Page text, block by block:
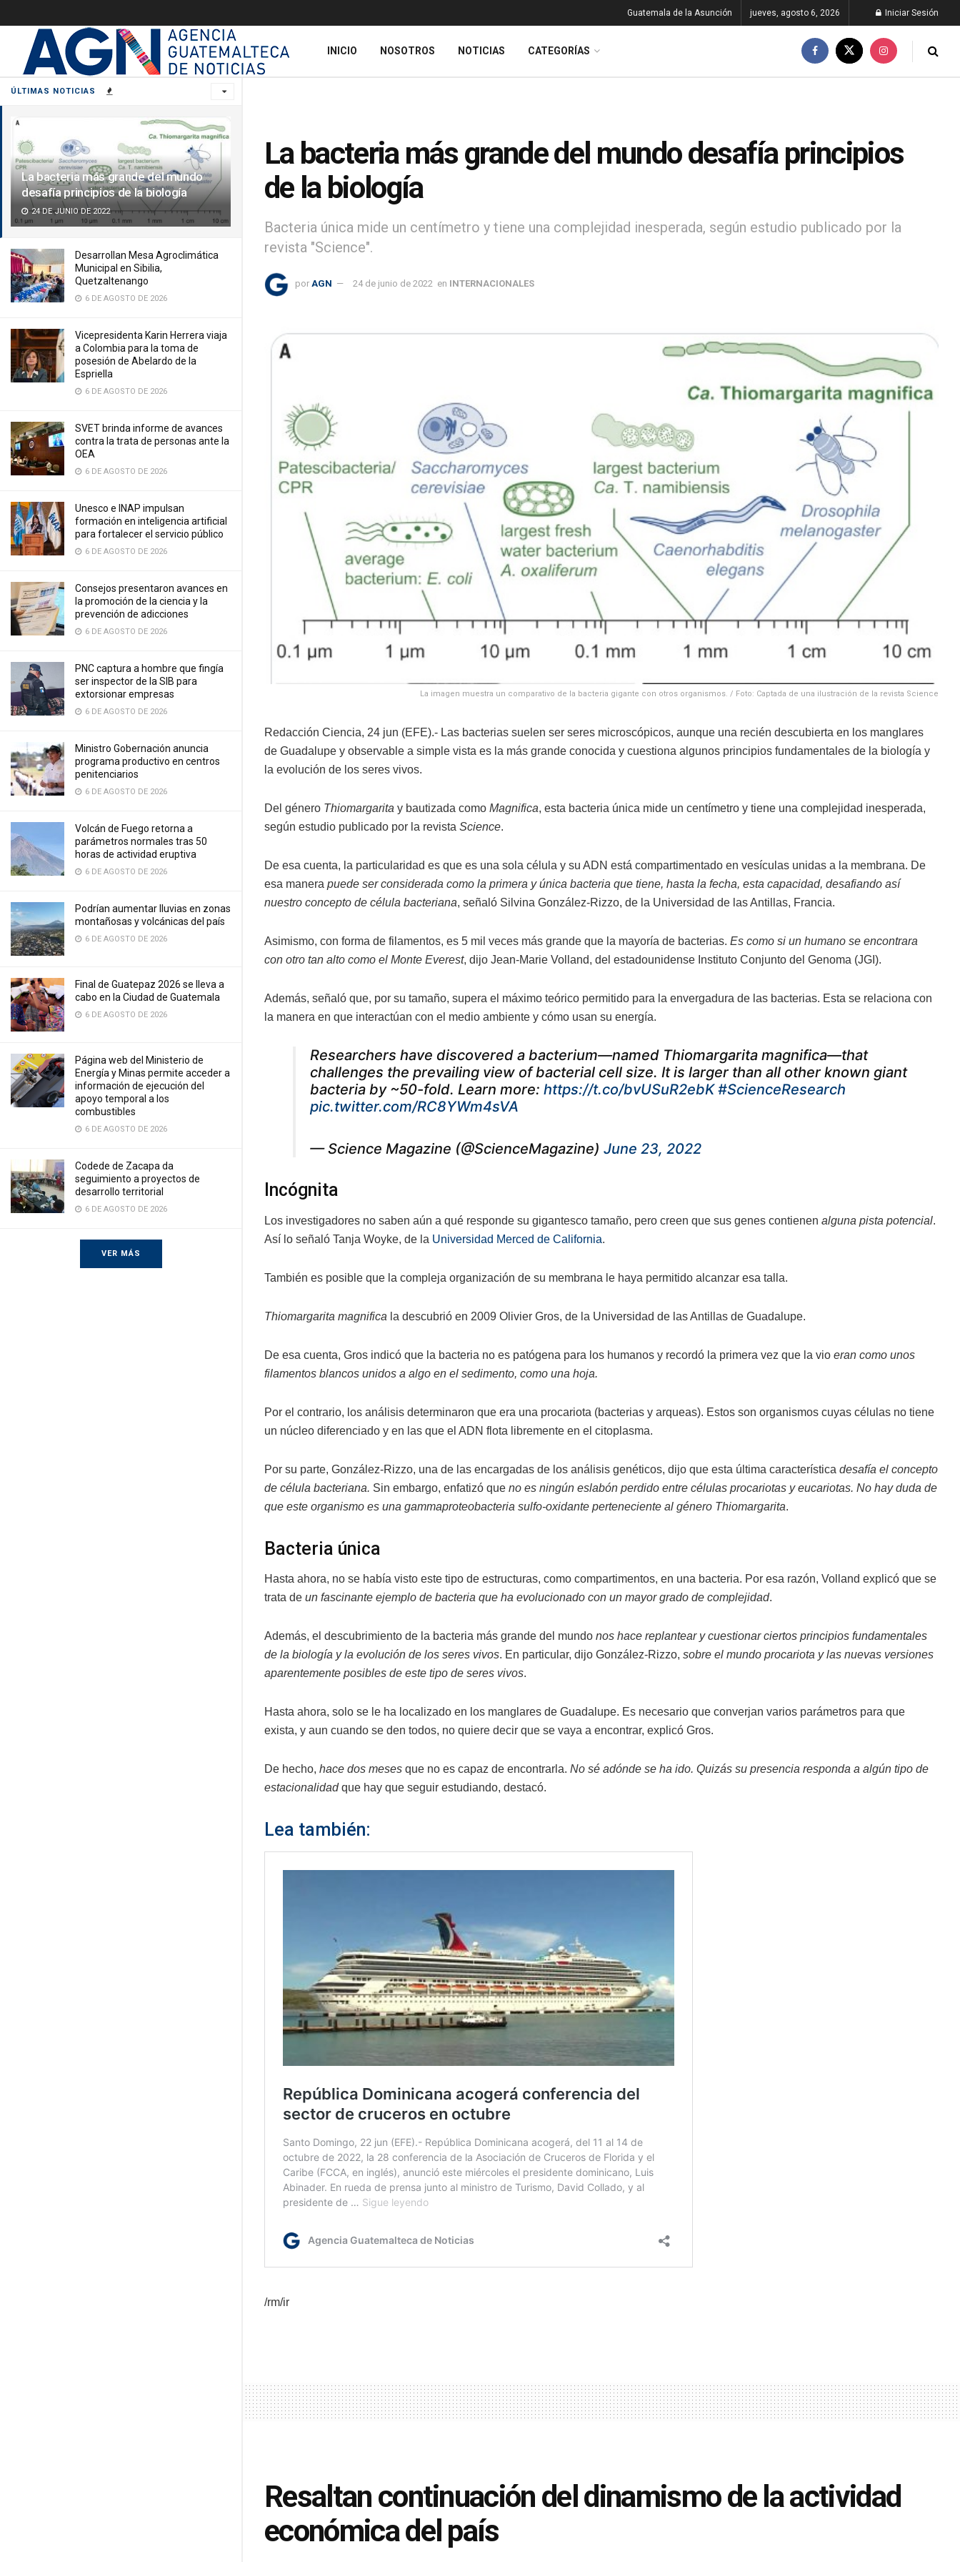
ÚLTIMAS NOTICIAS
La bacteria más grande del mundo
desafía principios de la biología
24 DE JUNIO DE 2022
Desarrollan Mesa Agroclimática
Municipal en Sibilia,
Quetzaltenango
6 DE AGOSTO DE 2026
Vicepresidenta Karin Herrera viaja
a Colombia para la toma de
posesión de Abelardo de la
Espriella
6 DE AGOSTO DE 2026
SVET brinda informe de avances
contra la trata de personas ante la
OEA
6 DE AGOSTO DE 2026
Unesco e INAP impulsan
formación en inteligencia artificial
para fortalecer el servicio público
6 DE AGOSTO DE 2026
Consejos presentaron avances en
la promoción de la ciencia y la
prevención de adicciones
6 DE AGOSTO DE 2026
PNC captura a hombre que fingía
ser inspector de la SIB para
extorsionar empresas
6 DE AGOSTO DE 2026
Ministro Gobernación anuncia
programa productivo en centros
penitenciarios
6 DE AGOSTO DE 2026
Volcán de Fuego retorna a
parámetros normales tras 50
horas de actividad eruptiva
6 DE AGOSTO DE 2026
Podrían aumentar lluvias en zonas
montañosas y volcánicas del país
6 DE AGOSTO DE 2026
Final de Guatepaz 2026 se lleva a
cabo en la Ciudad de Guatemala
6 DE AGOSTO DE 2026
Página web del Ministerio de
Energía y Minas permite acceder a
información de ejecución del
apoyo temporal a los
combustibles
6 DE AGOSTO DE 2026
Codede de Zacapa da
seguimiento a proyectos de
desarrollo territorial
6 DE AGOSTO DE 2026
VER MÁS
Guatemala de la Asunción jueves, agosto 6, 2026 Iniciar Sesión
INICIO NOSOTROS NOTICIAS CATEGORÍAS
La bacteria más grande del mundo desafía principios
de la biología
Bacteria única mide un centímetro y tiene una complejidad inesperada, según estudio publicado por la
revista "Science".
por AGN 24 de junio de 2022 en INTERNACIONALES
La imagen muestra un comparativo de la bacteria gigante con otros organismos. / Foto: Captada de una ilustración de la revista Science
Redacción Ciencia, 24 jun (EFE).- Las bacterias suelen ser seres microscópicos, aunque una recién descubierta en los manglares
de Guadalupe y observable a simple vista es la más grande conocida y cuestiona algunos principios fundamentales de la biología y
la evolución de los seres vivos.
Del género Thiomargarita y bautizada como Magnifica, esta bacteria única mide un centímetro y tiene una complejidad inesperada,
según estudio publicado por la revista Science.
De esa cuenta, la particularidad es que es una sola célula y su ADN está compartimentado en vesículas unidas a la membrana. De
esa manera puede ser considerada como la primera y única bacteria que tiene, hasta la fecha, esta capacidad, desafiando así
nuestro concepto de célula bacteriana, señaló Silvina González-Rizzo, de la Universidad de las Antillas, Francia.
Asimismo, con forma de filamentos, es 5 mil veces más grande que la mayoría de bacterias. Es como si un humano se encontrara
con otro tan alto como el Monte Everest, dijo Jean-Marie Volland, del estadounidense Instituto Conjunto del Genoma (JGI).
Además, señaló que, por su tamaño, supera el máximo teórico permitido para la envergadura de las bacterias. Esta se relaciona con
la manera en que interactúan con el medio ambiente y cómo usan su energía.
Researchers have discovered a bacterium—named Thiomargarita magnifica—that
challenges the prevailing view of bacterial cell size. It is larger than all other known giant
bacteria by ~50-fold. Learn more: https://t.co/bvUSuR2ebK #ScienceResearch
pic.twitter.com/RC8YWm4sVA
— Science Magazine (@ScienceMagazine) June 23, 2022
Incógnita
Los investigadores no saben aún a qué responde su gigantesco tamaño, pero creen que sus genes contienen alguna pista potencial.
Así lo señaló Tanja Woyke, de la Universidad Merced de California.
También es posible que la compleja organización de su membrana le haya permitido alcanzar esa talla.
Thiomargarita magnifica la descubrió en 2009 Olivier Gros, de la Universidad de las Antillas de Guadalupe.
De esa cuenta, Gros indicó que la bacteria no es patógena para los humanos y recordó la primera vez que la vio eran como unos
filamentos blancos unidos a algo en el sedimento, como una hoja.
Por el contrario, los análisis determinaron que era una procariota (bacterias y arqueas). Estos son organismos cuyas células no tiene
un núcleo diferenciado y en las que el ADN flota libremente en el citoplasma.
Por su parte, González-Rizzo, una de las encargadas de los análisis genéticos, dijo que esta última característica desafía el concepto
de célula bacteriana. Sin embargo, enfatizó que no es ningún eslabón perdido entre células procariotas y eucariotas. No hay duda de
que este organismo es una gammaproteobacteria sulfo-oxidante perteneciente al género Thiomargarita.
Bacteria única
Hasta ahora, no se había visto este tipo de estructuras, como compartimentos, en una bacteria. Por esa razón, Volland explicó que se
trata de un fascinante ejemplo de bacteria que ha evolucionado con un mayor grado de complejidad.
Además, el descubrimiento de la bacteria más grande del mundo nos hace replantear y cuestionar ciertos principios fundamentales
de la biología y la evolución de los seres vivos. En particular, dijo González-Rizzo, sobre el mundo procariota y las nuevas versiones
aparentemente posibles de este tipo de seres vivos.
Hasta ahora, solo se le ha localizado en los manglares de Guadalupe. Es necesario que converjan varios parámetros para que
exista, y aun cuando se den todos, no quiere decir que se vaya a encontrar, explicó Gros.
De hecho, hace dos meses que no es capaz de encontrarla. No sé adónde se ha ido. Quizás su presencia responda a algún tipo de
estacionalidadque hay que seguir estudiando, destacó.
Lea también:
/rm/ir
Resaltan continuación del dinamismo de la actividad
económica del país